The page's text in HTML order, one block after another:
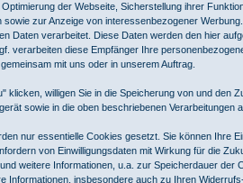
an praktischen und sinnvollen
SUSI, ratiopharm, peha oder Scholz
an.
bei der Arbeitszeit sowie der
der Webseite, Sicherstellung ihrer
sowie zur Anzeige von interessenbezogener
Daten verarbeitet. Diese Daten werden den hier
verarbeiten diese Empfänger Ihre
mit uns oder in unserem Auftrag.
klicken, willigen Sie in die Speicherung von und den
sowie in die oben beschriebenen Verarbeitungen
nur essentielle Cookies gesetzt. Sie können Ihre
von Einwilligungsdaten mit Wirkung für die
weitere Informationen, u.a. zur Speicherdauer der
Informationen, insbesondere auch zu Ihren